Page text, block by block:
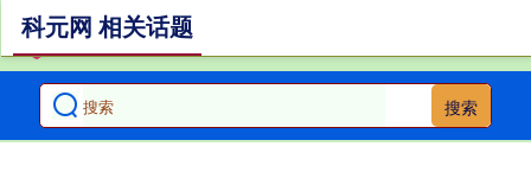
搜索
科元网 相关话题